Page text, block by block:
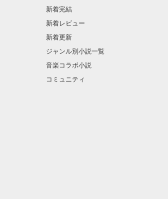
新着完結
新着レビュー
新着更新
ジャンル別小説一覧
音楽コラボ小説
コミュニティ